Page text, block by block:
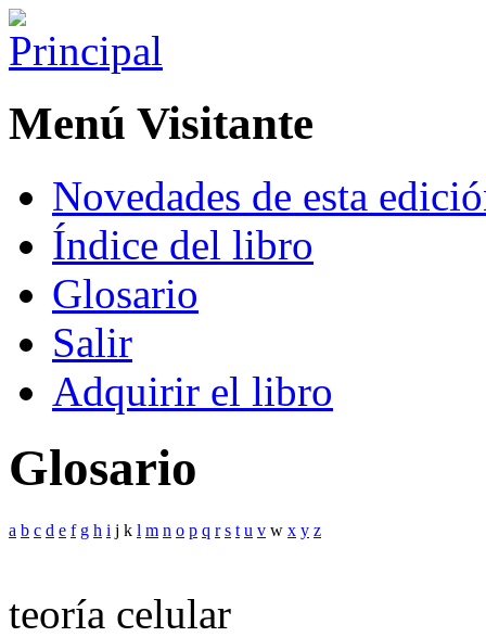
Menú Visitante
Novedades de esta
Índice del libro
Glosario
Salir
Adquirir el libro
Glosario
a b c d e f g h i j k l m n o p q r s t u v w x y z
teoría celular